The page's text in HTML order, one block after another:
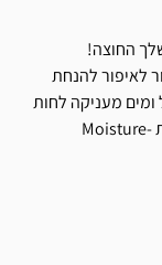
החוצה!
לאיפור להנחת
מעניקה לחות
מרגיעה ועור קורן עד 8 שעות בעזרת טכנולוגיית Moisture-